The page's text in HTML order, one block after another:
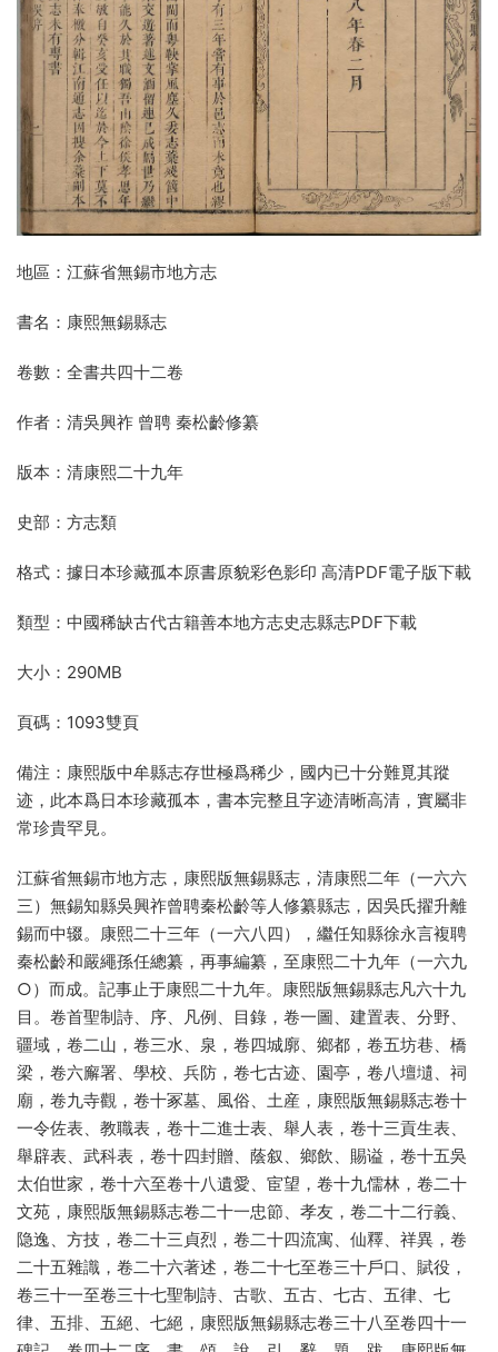
地區：江蘇省無錫市地方志
書名：康熙無錫縣志
卷數：全書共四十二卷
作者：清吳興祚 曾聘 秦松齡修纂
版本：清康熙二十九年
史部：方志類
格式：據日本珍藏孤本原書原貌彩色影印 高清PDF電子版下載
類型：中國稀缺古代古籍善本地方志史志縣志PDF下載
大小：290MB
頁碼：1093雙頁
備注：康熙版中牟縣志存世極爲稀少，國内已十分難覓其蹤
迹，此本爲日本珍藏孤本，書本完整且字迹清晰高清，實屬非
常珍貴罕見。
江蘇省無錫市地方志，康熙版無錫縣志，清康熙二年（一六六
三）無錫知縣吳興祚曾聘秦松齡等人修纂縣志，因吳氏擢升離
錫而中辍。康熙二十三年（一六八四），繼任知縣徐永言複聘
秦松齡和嚴繩孫任總纂，再事編纂，至康熙二十九年（一六九
○）而成。記事止于康熙二十九年。康熙版無錫縣志凡六十九
目。卷首聖制詩、序、凡例、目錄，卷一圖、建置表、分野、
疆域，卷二山，卷三水、泉，卷四城廓、鄉都，卷五坊巷、橋
梁，卷六廨署、學校、兵防，卷七古迹、園亭，卷八壇壝、祠
廟，卷九寺觀，卷十冢墓、風俗、土産，康熙版無錫縣志卷十
一令佐表、教職表，卷十二進士表、舉人表，卷十三貢生表、
舉辟表、武科表，卷十四封贈、蔭叙、鄉飲、賜谥，卷十五吳
太伯世家，卷十六至卷十八遺愛、宦望，卷十九儒林，卷二十
文苑，康熙版無錫縣志卷二十一忠節、孝友，卷二十二行義、
隐逸、方技，卷二十三貞烈，卷二十四流寓、仙釋、祥異，卷
二十五雜識，卷二十六著述，卷二十七至卷三十戶口、賦役，
卷三十一至卷三十七聖制詩、古歌、五古、七古、五律、七
律、五排、五絕、七絕，康熙版無錫縣志卷三十八至卷四十一